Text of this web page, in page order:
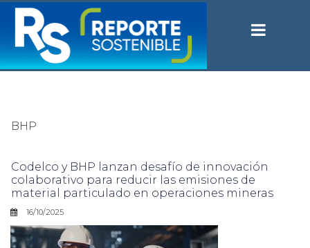
BHP
Codelco y BHP lanzan desafío de innovación
colaborativo para reducir las emisiones de
material particulado en operaciones mineras
16/10/2025